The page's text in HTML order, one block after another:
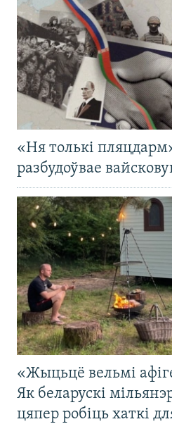
«Ня толькі
разбудоўвае
«Жыцьцё вельмі
Як беларускі
цяпер робіць хаткі